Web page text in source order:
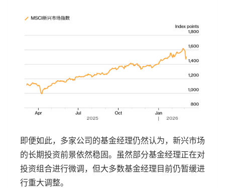
即便如此，多家公司的基金经理仍然认为，新兴市场
的长期投资前景依然稳固。虽然部分基金经理正在对
投资组合进行微调，但大多数基金经理目前仍暂缓进
行重大调整。